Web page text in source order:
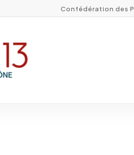
Confédération des